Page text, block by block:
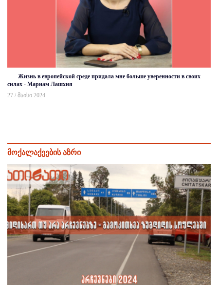
Жизнь в европейской среде придала мне больше уверенности в своих
силах - Мариам Лашхия
27 / მაისი 2024
მოქალაქეების აზრი